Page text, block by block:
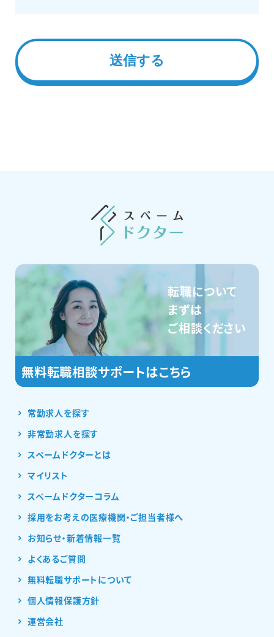
常勤求人を探す
非常勤求人を探す
スペームドクターとは
マイリスト
スペームドクターコラム
採用をお考えの医療機関・ご担当者様へ
お知らせ・新着情報一覧
よくあるご質問
無料転職サポートについて
個人情報保護方針
運営会社
転職について
まずは
ご相談ください